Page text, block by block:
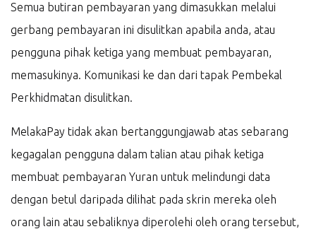
Semua butiran pembayaran yang dimasukkan melalui
gerbang pembayaran ini disulitkan apabila anda, atau
pengguna pihak ketiga yang membuat pembayaran,
memasukinya. Komunikasi ke dan dari tapak Pembekal
Perkhidmatan disulitkan.
MelakaPay tidak akan bertanggungjawab atas sebarang
kegagalan pengguna dalam talian atau pihak ketiga
membuat pembayaran Yuran untuk melindungi data
dengan betul daripada dilihat pada skrin mereka oleh
orang lain atau sebaliknya diperolehi oleh orang tersebut,